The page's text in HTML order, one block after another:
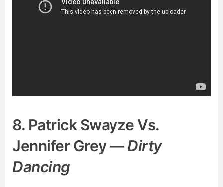
8. Patrick Swayze Vs.
Jennifer Grey —Dirty
Dancing